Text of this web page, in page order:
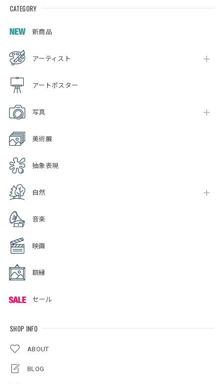
CATEGORY
新商品
アーティスト
アートポスター
写真
美術展
抽象表現
自然
音楽
映画
額縁
セール
SHOP INFO
ABOUT
BLOG